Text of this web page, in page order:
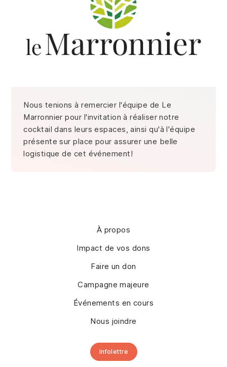
Nous tenions à remercier l'équipe de Le
Marronnier pour l'invitation à réaliser notre
cocktail dans leurs espaces, ainsi qu'à l'équipe
présente sur place pour assurer une belle
logistique de cet événement!
À propos
Impact de vos dons
Faire un don
Campagne majeure
Événements en cours
Nous joindre
Infolettre